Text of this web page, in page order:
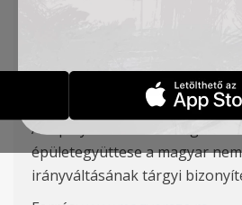
2018-09-22
A topolyai TSC Labdarúgó
épületegyüttese a magyar
irányváltásának tárgyi